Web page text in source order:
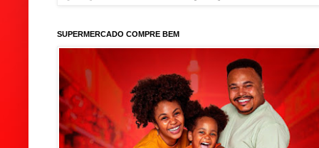
SUPERMERCADO COMPRE BEM